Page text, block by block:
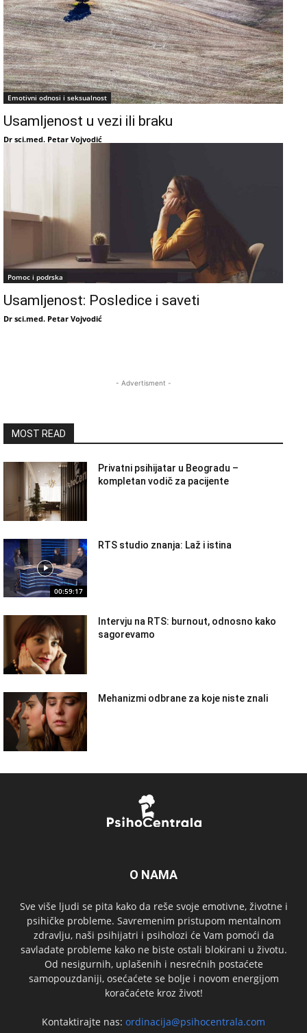
Emotivni odnosi i seksualnost
Usamljenost u vezi ili braku
Dr sci.med. Petar Vojvodić
Pomoc i podrska
Usamljenost: Posledice i saveti
Dr sci.med. Petar Vojvodić
- Advertisment -
MOST READ
Privatni psihijatar u Beogradu –
kompletan vodič za pacijente
00:59:17
RTS studio znanja: Laž i istina
Intervju na RTS: burnout, odnosno kako
sagorevamo
Mehanizmi odbrane za koje niste znali
O NAMA
Sve više ljudi se pita kako da reše svoje emotivne, životne i
psihičke probleme. Savremenim pristupom mentalnom
zdravlju, naši psihijatri i psiholozi će Vam pomoći da
savladate probleme kako ne biste ostali blokirani u životu.
Od nesigurnih, uplašenih i nesrećnih postaćete
samopouzdaniji, osećaćete se bolje i novom energijom
koračaćete kroz život!
Kontaktirajte nas: ordinacija@psihocentrala.com